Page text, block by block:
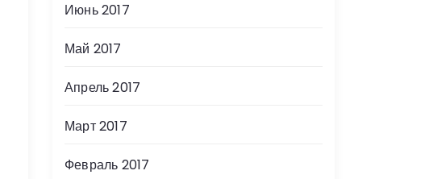
Июнь 2017
Май 2017
Апрель 2017
Март 2017
Февраль 2017